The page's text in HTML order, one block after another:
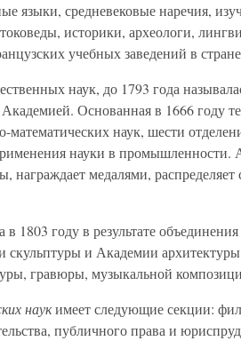
языки, средневековые наречия,
историки, археологи,
учебных заведений в
наук, до 1793 года
Основанная в 1666 году
математических наук, шести
науки в промышленности.
награждает медалями,
в 1803 году в результате
и Академии
гравюры, музыкальной
наукимеет следующие секции:
публичного права и